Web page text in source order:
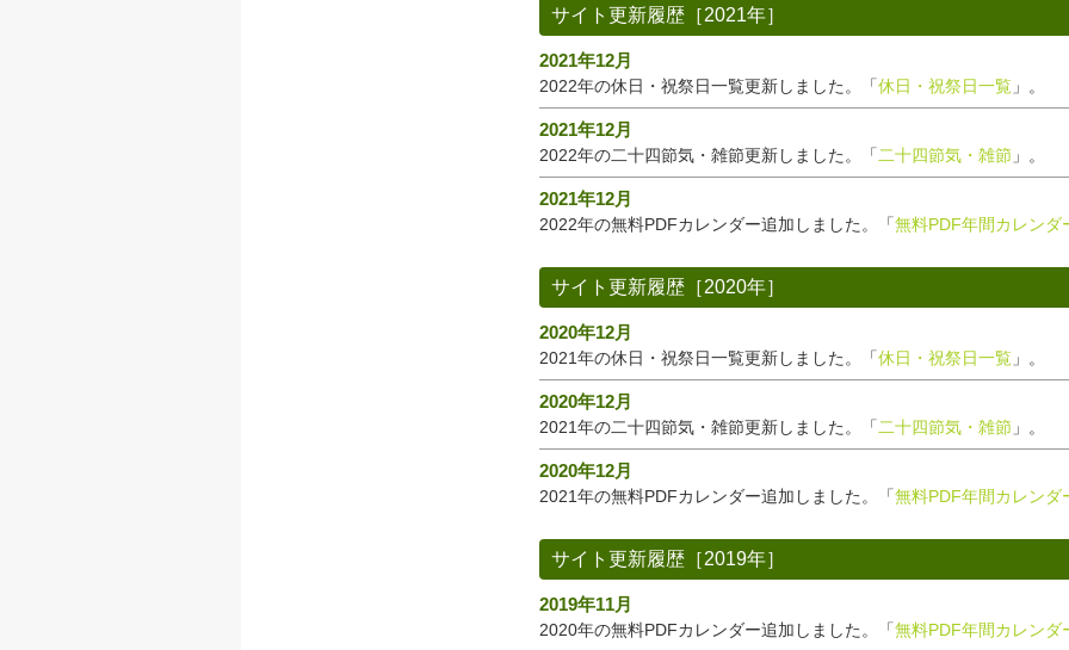
サイト更新履歴［2021年］
2021年12月
2022年の休日・祝祭日一覧更新しました。「休日・祝祭日一覧 」。
2021年12月
2022年の二十四節気・雑節更新しました。「 二十四節気・雑節 」。
2021年12月
2022年の無料PDFカレンダー追加しました。「無料PDF年間カレンダ
サイト更新履歴［2020年］
2020年12月
2021年の休日・祝祭日一覧更新しました。「休日・祝祭日一覧 」。
2020年12月
2021年の二十四節気・雑節更新しました。「 二十四節気・雑節 」。
2020年12月
2021年の無料PDFカレンダー追加しました。「無料PDF年間カレンダ
サイト更新履歴［2019年］
2019年11月
2020年の無料PDFカレンダー追加しました。「無料PDF年間カレンダ